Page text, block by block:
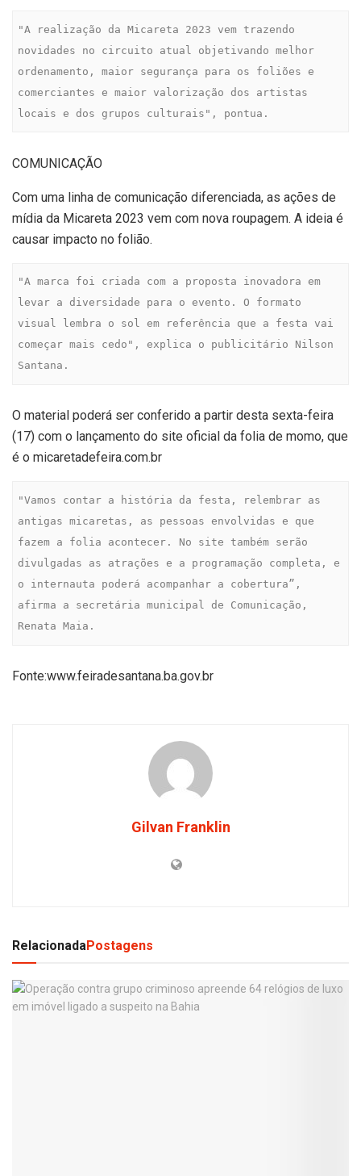
"A realização da Micareta 2023 vem trazendo
novidades no circuito atual objetivando melhor
ordenamento, maior segurança para os foliões e
comerciantes e maior valorização dos artistas
locais e dos grupos culturais", pontua.
COMUNICAÇÃO
Com uma linha de comunicação diferenciada, as ações de
mídia da Micareta 2023 vem com nova roupagem. A ideia é
causar impacto no folião.
"A marca foi criada com a proposta inovadora em
levar a diversidade para o evento. O formato
visual lembra o sol em referência que a festa vai
começar mais cedo", explica o publicitário Nilson
Santana.
O material poderá ser conferido a partir desta sexta-feira
(17) com o lançamento do site oficial da folia de momo, que
é o micaretadefeira.com.br
"Vamos contar a história da festa, relembrar as
antigas micaretas, as pessoas envolvidas e que
fazem a folia acontecer. No site também serão
divulgadas as atrações e a programação completa, e
o internauta poderá acompanhar a cobertura”,
afirma a secretária municipal de Comunicação,
Renata Maia.
Fonte:www.feiradesantana.ba.gov.br
Gilvan Franklin
RelacionadaPostagens